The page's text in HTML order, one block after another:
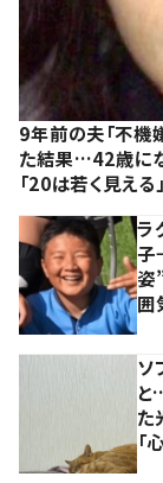
9年前の夫「不機
た結果…42歳に
「20は若く見える」
ラ
子
姿
囲
ソ
と
た
「